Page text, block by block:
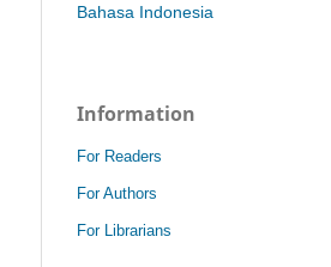
Bahasa Indonesia
Information
For Readers
For Authors
For Librarians